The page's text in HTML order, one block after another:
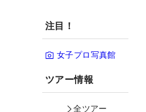
注目！
女子プロ写真館
ツアー情報
全ツアー